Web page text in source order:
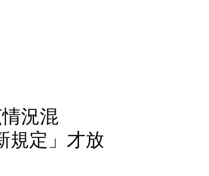
況混
定」才放